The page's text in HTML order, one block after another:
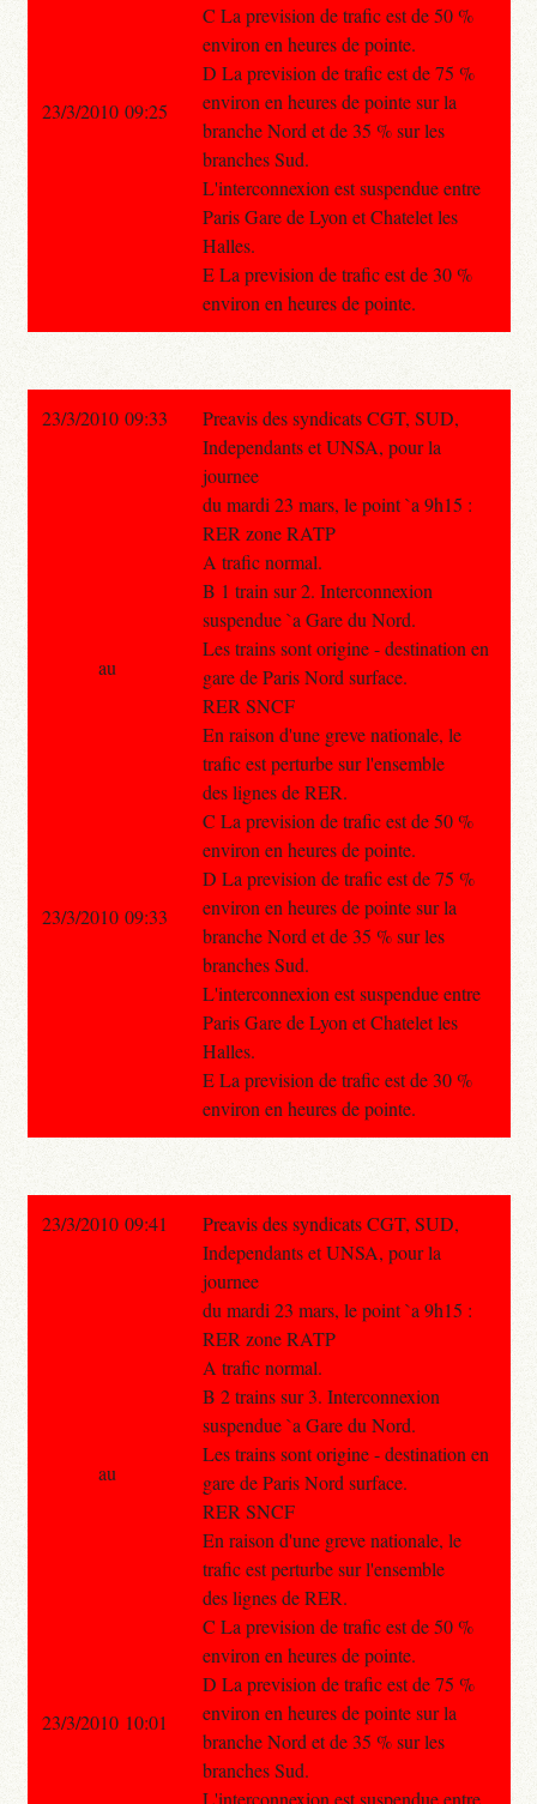
C La prevision de trafic est de 50 %
environ en heures de pointe.
D La prevision de trafic est de 75 %
environ en heures de pointe sur la
branche Nord et de 35 % sur les
branches Sud.
L'interconnexion est suspendue entre
Paris Gare de Lyon et Chatelet les
Halles.
E La prevision de trafic est de 30 %
environ en heures de pointe.
23/3/2010 09:25
23/3/2010 09:33
Preavis des syndicats CGT, SUD,
Independants et UNSA, pour la
journee
du mardi 23 mars, le point `a 9h15 :
RER zone RATP
A trafic normal.
B 1 train sur 2. Interconnexion
suspendue `a Gare du Nord.
Les trains sont origine - destination en
gare de Paris Nord surface.
RER SNCF
En raison d'une greve nationale, le
trafic est perturbe sur l'ensemble
des lignes de RER.
C La prevision de trafic est de 50 %
environ en heures de pointe.
D La prevision de trafic est de 75 %
environ en heures de pointe sur la
branche Nord et de 35 % sur les
branches Sud.
L'interconnexion est suspendue entre
Paris Gare de Lyon et Chatelet les
Halles.
E La prevision de trafic est de 30 %
environ en heures de pointe.
au
23/3/2010 09:33
23/3/2010 09:41
Preavis des syndicats CGT, SUD,
Independants et UNSA, pour la
journee
du mardi 23 mars, le point `a 9h15 :
RER zone RATP
A trafic normal.
B 2 trains sur 3. Interconnexion
suspendue `a Gare du Nord.
Les trains sont origine - destination en
gare de Paris Nord surface.
RER SNCF
En raison d'une greve nationale, le
trafic est perturbe sur l'ensemble
des lignes de RER.
C La prevision de trafic est de 50 %
environ en heures de pointe.
D La prevision de trafic est de 75 %
environ en heures de pointe sur la
branche Nord et de 35 % sur les
branches Sud.
L'interconnexion est suspendue entre
au
23/3/2010 10:01